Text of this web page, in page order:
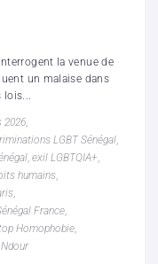
la venue de
un malaise dans
lois...
2026,
LGBT Sénégal,
, exil LGBTQIA+,
humains,
,
France,
Homophobie,